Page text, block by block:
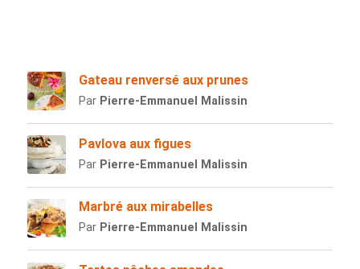
Gateau renversé aux prunes
Par Pierre-Emmanuel Malissin
Pavlova aux figues
Par Pierre-Emmanuel Malissin
Marbré aux mirabelles
Par Pierre-Emmanuel Malissin